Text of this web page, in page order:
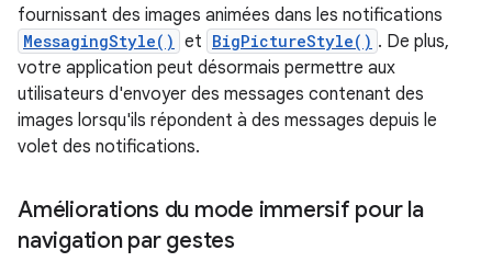
fournissant des images animées dans les notifications
MessagingStyle() et BigPictureStyle() . De plus,
votre application peut désormais permettre aux
utilisateurs d'envoyer des messages contenant des
images lorsqu'ils répondent à des messages depuis le
volet des notifications.
Améliorations du mode immersif pour la
navigation par gestes